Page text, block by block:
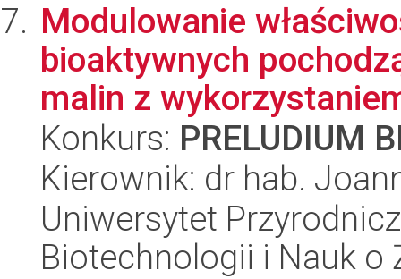
Modulowanie
bioaktywnych
malin z
Konkurs: PRELUDIUM
Kierownik: dr hab.
Uniwersytet
Biotechnologii i Nauk o